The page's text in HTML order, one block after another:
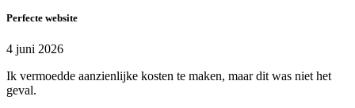
Perfecte website
4 juni 2026
Ik vermoedde aanzienlijke kosten te maken, maar dit was niet het
geval.